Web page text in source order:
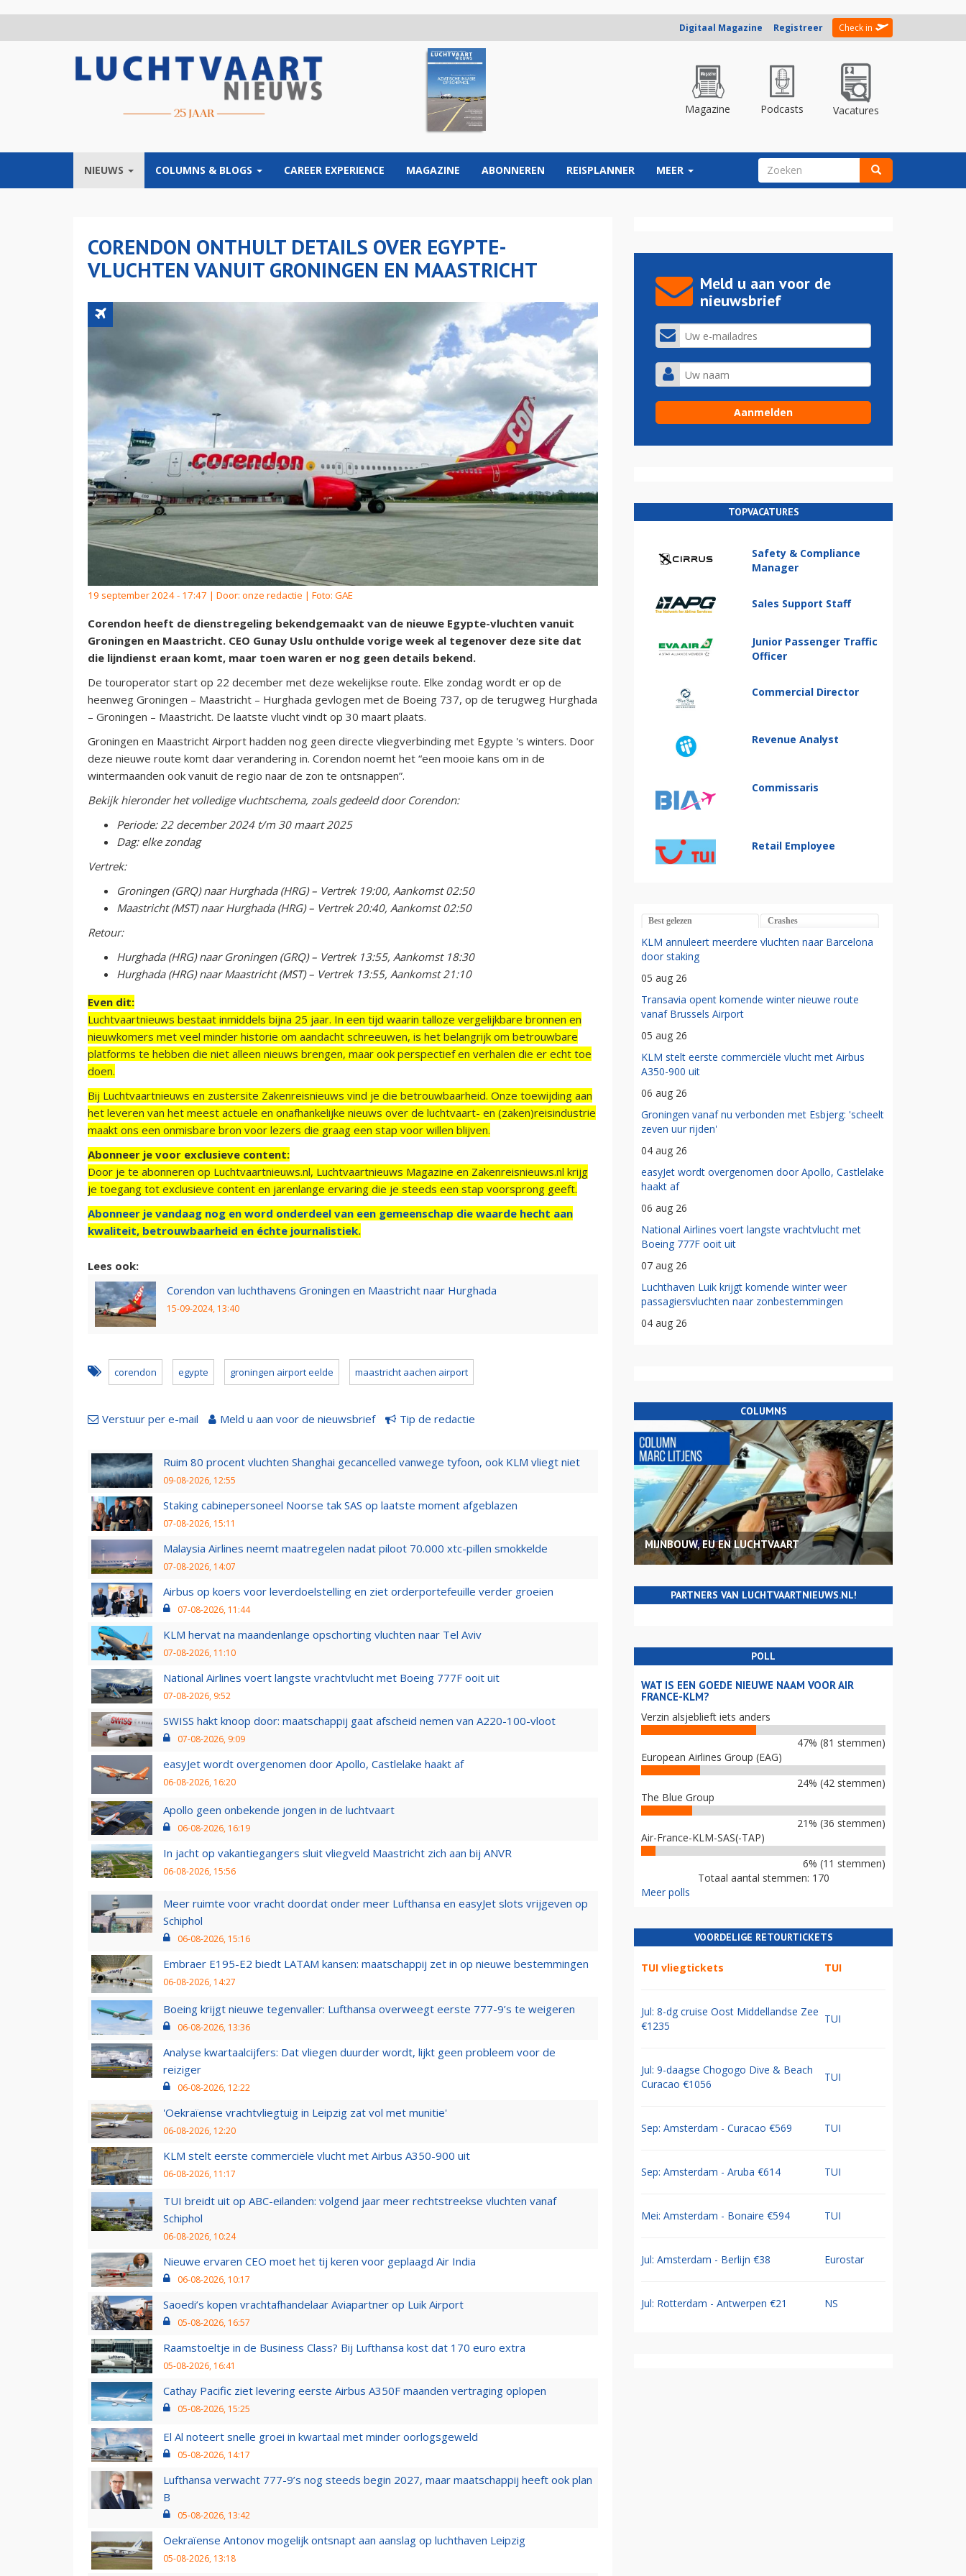
Digitaal Magazine Registreer Check in
Magazine Podcasts Vacatures
NIEUWS COLUMNS & BLOGS CAREER EXPERIENCE MAGAZINE ABONNEREN REISPLANNER MEER ZOEKVELD
CORENDON ONTHULT DETAILS OVER EGYPTE-
VLUCHTEN VANUIT GRONINGEN EN MAASTRICHT
19 september 2024 - 17:47 | Door: onze redactie | Foto: GAE
Corendon heeft de dienstregeling bekendgemaakt van de nieuwe Egypte-vluchten vanuit
Groningen en Maastricht. CEO Gunay Uslu onthulde vorige week al tegenover deze site dat
die lijndienst eraan komt, maar toen waren er nog geen details bekend.
De touroperator start op 22 december met deze wekelijkse route. Elke zondag wordt er op de
heenweg Groningen – Maastricht – Hurghada gevlogen met de Boeing 737, op de terugweg Hurghada
– Groningen – Maastricht. De laatste vlucht vindt op 30 maart plaats.
Groningen en Maastricht Airport hadden nog geen directe vliegverbinding met Egypte 's winters. Door
deze nieuwe route komt daar verandering in. Corendon noemt het “een mooie kans om in de
wintermaanden ook vanuit de regio naar de zon te ontsnappen”.
Bekijk hieronder het volledige vluchtschema, zoals gedeeld door Corendon:
Periode: 22 december 2024 t/m 30 maart 2025
Dag: elke zondag
Vertrek:
Groningen (GRQ) naar Hurghada (HRG) – Vertrek 19:00, Aankomst 02:50
Maastricht (MST) naar Hurghada (HRG) – Vertrek 20:40, Aankomst 02:50
Retour:
Hurghada (HRG) naar Groningen (GRQ) – Vertrek 13:55, Aankomst 18:30
Hurghada (HRG) naar Maastricht (MST) – Vertrek 13:55, Aankomst 21:10
Even dit:
Luchtvaartnieuws bestaat inmiddels bijna 25 jaar. In een tijd waarin talloze vergelijkbare bronnen en
nieuwkomers met veel minder historie om aandacht schreeuwen, is het belangrijk om betrouwbare
platforms te hebben die niet alleen nieuws brengen, maar ook perspectief en verhalen die er echt toe
doen.
Bij Luchtvaartnieuws en zustersite Zakenreisnieuws vind je die betrouwbaarheid. Onze toewijding aan
het leveren van het meest actuele en onafhankelijke nieuws over de luchtvaart- en (zaken)reisindustrie
maakt ons een onmisbare bron voor lezers die graag een stap voor willen blijven.
Abonneer je voor exclusieve content:
Door je te abonneren op Luchtvaartnieuws.nl, Luchtvaartnieuws Magazine en Zakenreisnieuws.nl krijg
je toegang tot exclusieve content en jarenlange ervaring die je steeds een stap voorsprong geeft.
Abonneer je vandaag nog en word onderdeel van een gemeenschap die waarde hecht aan
kwaliteit, betrouwbaarheid en échte journalistiek.
Lees ook:
Corendon van luchthavens Groningen en Maastricht naar Hurghada
15-09-2024, 13:40
corendon egypte groningen airport eelde maastricht aachen airport
Verstuur per e-mail Meld u aan voor de nieuwsbrief Tip de redactie
Ruim 80 procent vluchten Shanghai gecancelled vanwege tyfoon, ook KLM vliegt niet
09-08-2026, 12:55
Staking cabinepersoneel Noorse tak SAS op laatste moment afgeblazen
07-08-2026, 15:11
Malaysia Airlines neemt maatregelen nadat piloot 70.000 xtc-pillen smokkelde
07-08-2026, 14:07
Airbus op koers voor leverdoelstelling en ziet orderportefeuille verder groeien
07-08-2026, 11:44
KLM hervat na maandenlange opschorting vluchten naar Tel Aviv
07-08-2026, 11:10
National Airlines voert langste vrachtvlucht met Boeing 777F ooit uit
07-08-2026, 9:52
SWISS hakt knoop door: maatschappij gaat afscheid nemen van A220-100-vloot
07-08-2026, 9:09
easyJet wordt overgenomen door Apollo, Castlelake haakt af
06-08-2026, 16:20
Apollo geen onbekende jongen in de luchtvaart
06-08-2026, 16:19
In jacht op vakantiegangers sluit vliegveld Maastricht zich aan bij ANVR
06-08-2026, 15:56
Meer ruimte voor vracht doordat onder meer Lufthansa en easyJet slots vrijgeven op
Schiphol
06-08-2026, 15:16
Embraer E195-E2 biedt LATAM kansen: maatschappij zet in op nieuwe bestemmingen
06-08-2026, 14:27
Boeing krijgt nieuwe tegenvaller: Lufthansa overweegt eerste 777-9’s te weigeren
06-08-2026, 13:36
Analyse kwartaalcijfers: Dat vliegen duurder wordt, lijkt geen probleem voor de
reiziger
06-08-2026, 12:22
'Oekraïense vrachtvliegtuig in Leipzig zat vol met munitie'
06-08-2026, 12:20
KLM stelt eerste commerciële vlucht met Airbus A350-900 uit
06-08-2026, 11:17
TUI breidt uit op ABC-eilanden: volgend jaar meer rechtstreekse vluchten vanaf
Schiphol
06-08-2026, 10:24
Nieuwe ervaren CEO moet het tij keren voor geplaagd Air India
06-08-2026, 10:17
Saoedi’s kopen vrachtafhandelaar Aviapartner op Luik Airport
05-08-2026, 16:57
Raamstoeltje in de Business Class? Bij Lufthansa kost dat 170 euro extra
05-08-2026, 16:41
Cathay Pacific ziet levering eerste Airbus A350F maanden vertraging oplopen
05-08-2026, 15:25
El Al noteert snelle groei in kwartaal met minder oorlogsgeweld
05-08-2026, 14:17
Lufthansa verwacht 777-9’s nog steeds begin 2027, maar maatschappij heeft ook plan
B
05-08-2026, 13:42
Oekraïense Antonov mogelijk ontsnapt aan aanslag op luchthaven Leipzig
05-08-2026, 13:18
Meld u aan voor de
nieuwsbrief
TOPVACATURES
Safety & Compliance
Manager
Sales Support Staff
Junior Passenger Traffic
Officer
Commercial Director
Revenue Analyst
Commissaris
Retail Employee
Best gelezen Crashes
KLM annuleert meerdere vluchten naar Barcelona
door staking
05 aug 26
Transavia opent komende winter nieuwe route
vanaf Brussels Airport
05 aug 26
KLM stelt eerste commerciële vlucht met Airbus
A350-900 uit
06 aug 26
Groningen vanaf nu verbonden met Esbjerg: 'scheelt
zeven uur rijden'
04 aug 26
easyJet wordt overgenomen door Apollo, Castlelake
haakt af
06 aug 26
National Airlines voert langste vrachtvlucht met
Boeing 777F ooit uit
07 aug 26
Luchthaven Luik krijgt komende winter weer
passagiersvluchten naar zonbestemmingen
04 aug 26
COLUMNS
MIJNBOUW, EU EN LUCHTVAART
PARTNERS VAN LUCHTVAARTNIEUWS.NL!
POLL
WAT IS EEN GOEDE NIEUWE NAAM VOOR AIR
FRANCE-KLM?
Verzin alsjeblieft iets anders
47% (81 stemmen)
European Airlines Group (EAG)
24% (42 stemmen)
The Blue Group
21% (36 stemmen)
Air-France-KLM-SAS(-TAP)
6% (11 stemmen)
Totaal aantal stemmen: 170
Meer polls
VOORDELIGE RETOURTICKETS
TUI vliegtickets TUI
Jul: 8-dg cruise Oost Middellandse Zee
€1235
TUI
Jul: 9-daagse Chogogo Dive & Beach
Curacao €1056
TUI
Sep: Amsterdam - Curacao €569 TUI
Sep: Amsterdam - Aruba €614 TUI
Mei: Amsterdam - Bonaire €594 TUI
Jul: Amsterdam - Berlijn €38 Eurostar
Jul: Rotterdam - Antwerpen €21 NS